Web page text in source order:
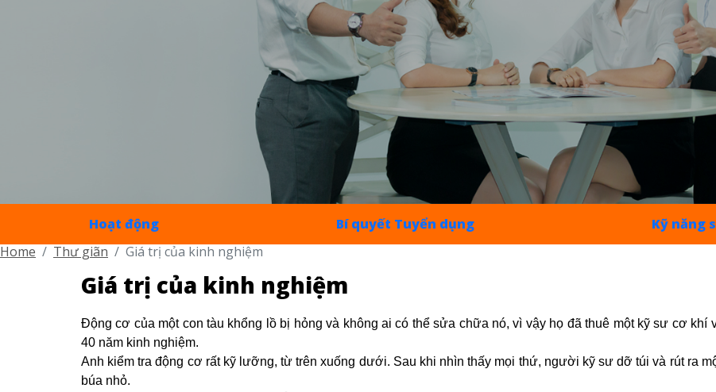
Hoạt động Bí quyết Tuyển dụng Kỹ năng
Home
Thư giãn Giá trị của kinh nghiệm
Giá trị của kinh nghiệm
Động cơ của một con tàu khổng lồ bị hỏng và không ai có thể sửa chữa nó, vì vậy họ đã thuê một kỹ sư cơ khí
40 năm kinh nghiệm.
Anh kiểm tra động cơ rất kỹ lưỡng, từ trên xuống dưới. Sau khi nhìn thấy mọi thứ, người kỹ sư dỡ túi và rút ra
búa nhỏ.